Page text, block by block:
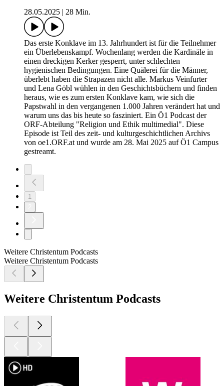
28.05.2025
28 Min.
Das erste Konklave im 13. Jahrhundert ist für die Teilnehmer
ein Überlebenskampf. Wochenlang werden die Kardinäle in
einen dreckigen Kerker gesperrt, unter schlechten
hygienischen Bedingungen. Eine Quälerei für die Männer,
überlebt haben die Strapazen nicht alle. Markus Veinfurter
und Lena Göbl wühlen in den Geschichtsbüchern und finden
heraus, wie es zum ersten Konklave kam, wie sich die
Papstwahl in den vergangenen 1.000 Jahren verändert hat und
warum uns das bis heute so fasziniert. Ein Ö1 Podcast der
ORF-Abteilung "Religion und Ethik multimedial". Diese
Episode ist Teil des zeit- und kulturgeschichtlichen Archivs
von oe1.ORF.at und wurde am 28. Mai 2025 auf Ö1 Campus
gestreamt.
1
Weitere Christentum Podcasts
Weitere Christentum Podcasts
Weitere Christentum Podcasts